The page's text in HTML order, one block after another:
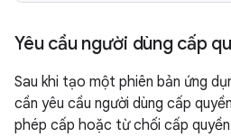
Yêu cầu người dùng cấp
Sau khi tạo một phiên bản ứng
cần yêu cầu người dùng cấp
phép cấp hoặc từ chối cấp